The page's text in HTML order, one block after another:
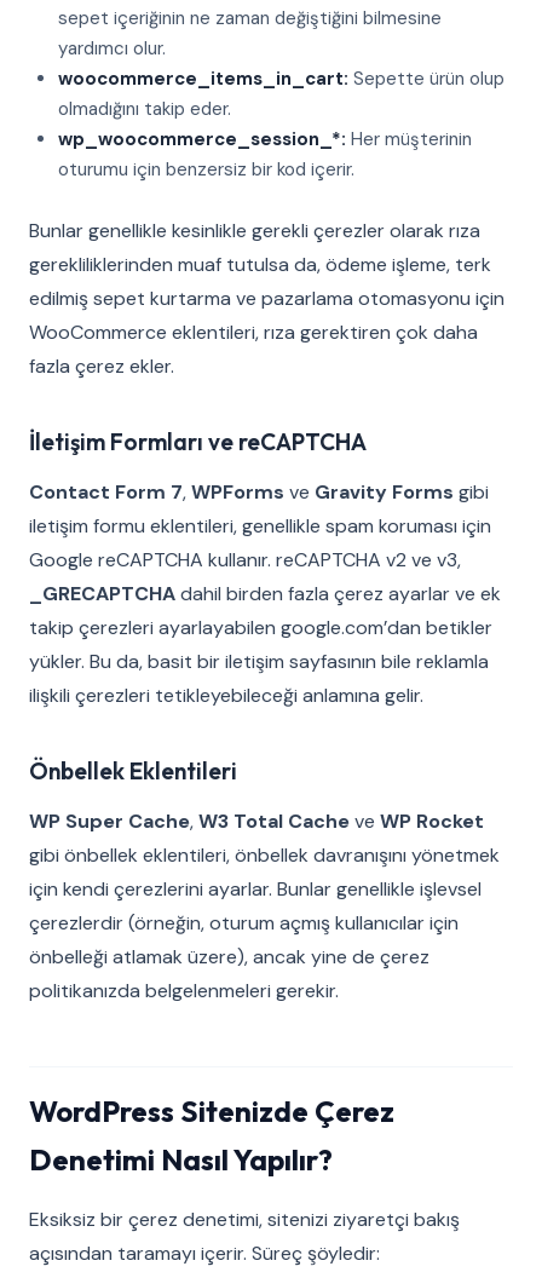
sepet içeriğinin ne zaman değiştiğini bilmesine
yardımcı olur.
woocommerce_items_in_cart: Sepette ürün olup
olmadığını takip eder.
wp_woocommerce_session_*: Her müşterinin
oturumu için benzersiz bir kod içerir.
Bunlar genellikle kesinlikle gerekli çerezler olarak rıza
gerekliliklerinden muaf tutulsa da, ödeme işleme, terk
edilmiş sepet kurtarma ve pazarlama otomasyonu için
WooCommerce eklentileri, rıza gerektiren çok daha
fazla çerez ekler.
İletişim Formları ve reCAPTCHA
Contact Form 7,WPForms ve Gravity Forms gibi
iletişim formu eklentileri, genellikle spam koruması için
Google reCAPTCHA kullanır. reCAPTCHA v2 ve v3,
_GRECAPTCHAdahil birden fazla çerez ayarlar ve ek
takip çerezleri ayarlayabilen google.com’dan betikler
yükler. Bu da, basit bir iletişim sayfasının bile reklamla
ilişkili çerezleri tetikleyebileceği anlamına gelir.
Önbellek Eklentileri
WP Super Cache,W3 Total Cacheve WP Rocket
gibi önbellek eklentileri, önbellek davranışını yönetmek
için kendi çerezlerini ayarlar. Bunlar genellikle işlevsel
çerezlerdir (örneğin, oturum açmış kullanıcılar için
önbelleği atlamak üzere), ancak yine de çerez
politikanızda belgelenmeleri gerekir.
WordPress Sitenizde Çerez
Denetimi Nasıl Yapılır?
Eksiksiz bir çerez denetimi, sitenizi ziyaretçi bakış
açısından taramayı içerir. Süreç şöyledir: